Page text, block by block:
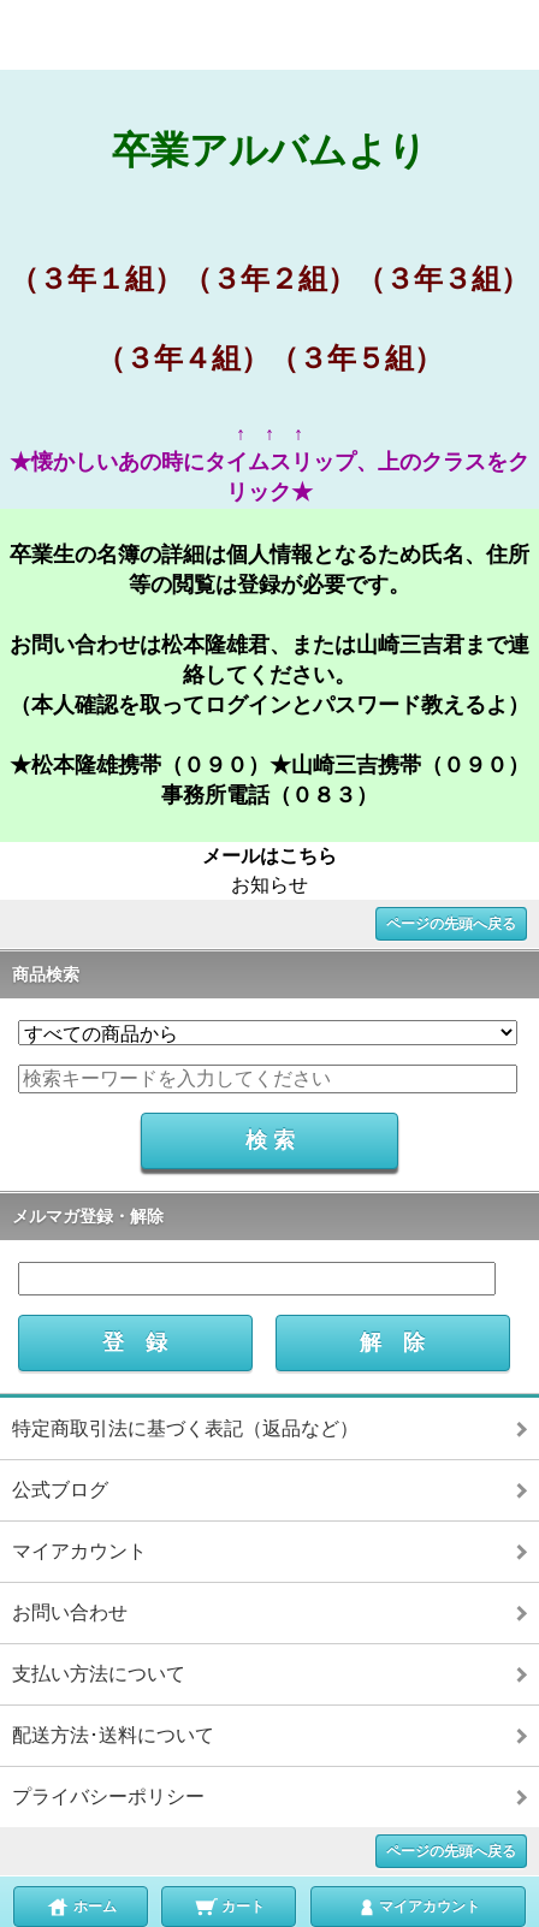
卒業アルバムより
（３年１組）（３年２組）（３年３組）
（３年４組）（３年５組）
↑ ↑ ↑
★懐かしいあの時にタイムスリップ、上のクラスをク
リック★
卒業生の名簿の詳細は個人情報となるため氏名、住所
等の閲覧は登録が必要です。
お問い合わせは松本隆雄君、または山崎三吉君まで連
絡してください。
（本人確認を取ってログインとパスワード教えるよ）
★松本隆雄携帯（０９０）★山崎三吉携帯（０９０）
事務所電話（０８３）
メールはこちら
お知らせ
ページの先頭へ戻る
商品検索
メルマガ登録・解除
特定商取引法に基づく表記（返品など）
公式ブログ
マイアカウント
お問い合わせ
支払い方法について
配送方法･送料について
プライバシーポリシー
ページの先頭へ戻る
ホーム カート マイアカウント